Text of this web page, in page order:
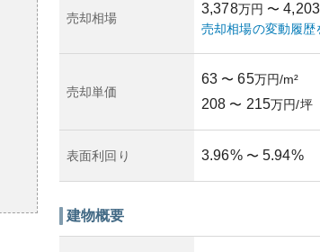
売却相場
3,378万円 〜 4,203
売却相場の変動履歴
売却単価
63 〜 65万円/m²
208 〜 215万円/坪
表面利回り 3.96% 〜 5.94%
建物概要